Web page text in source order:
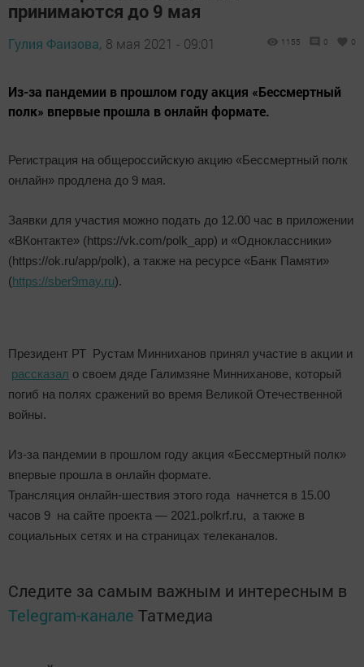
принимаются до 9 мая
Гулия Фаизова, 8 мая 2021 - 09:01 1155 0 0
Из-за пандемии в прошлом году акция «Бессмертный
полк» впервые прошла в онлайн формате.
Регистрация на общероссийскую акцию «Бессмертный полк
онлайн» продлена до 9 мая.
Заявки для участия можно подать до 12.00 час в приложении
«ВКонтакте» (https://vk.com/polk_app) и «Одноклассники»
(https://ok.ru/app/polk), а также на ресурсе «Банк Памяти»
(https://sber9may.ru).
Президент РТ Рустам Минниханов принял участие в акции и
рассказал о своем дяде Галимзяне Минниханове, который
погиб на полях сражений во время Великой Отечественной
войны.
Из-за пандемии в прошлом году акция «Бессмертный полк»
впервые прошла в онлайн формате.
Трансляция онлайн-шествия этого года начнется в 15.00
часов 9 на сайте проекта — 2021.polkrf.ru, а также в
социальных сетях и на страницах телеканалов.
Следите за самым важным и интересным в
Telegram-канале Татмедиа